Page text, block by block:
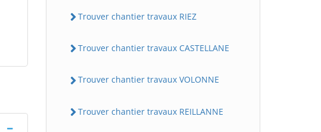
Trouver chantier travaux RIEZ
Trouver chantier travaux CASTELLANE
Trouver chantier travaux VOLONNE
Trouver chantier travaux REILLANNE